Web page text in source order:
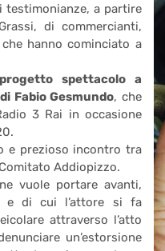
testimonianze, a partire
di commercianti,
hanno cominciato a
progetto spettacolo a
Fabio Gesmundo, che
3 Rai in occasione
e prezioso incontro tra
Addiopizzo.
vuole portare avanti,
e di cui l’attore si fa
attraverso l’atto
un’estorsione